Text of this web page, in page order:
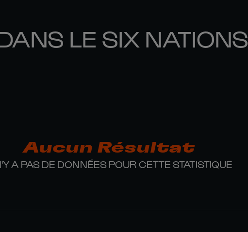
LE SIX NATIONS
Aucun Résultat
A PAS DE DONNÉES POUR CETTE STATISTIQUE